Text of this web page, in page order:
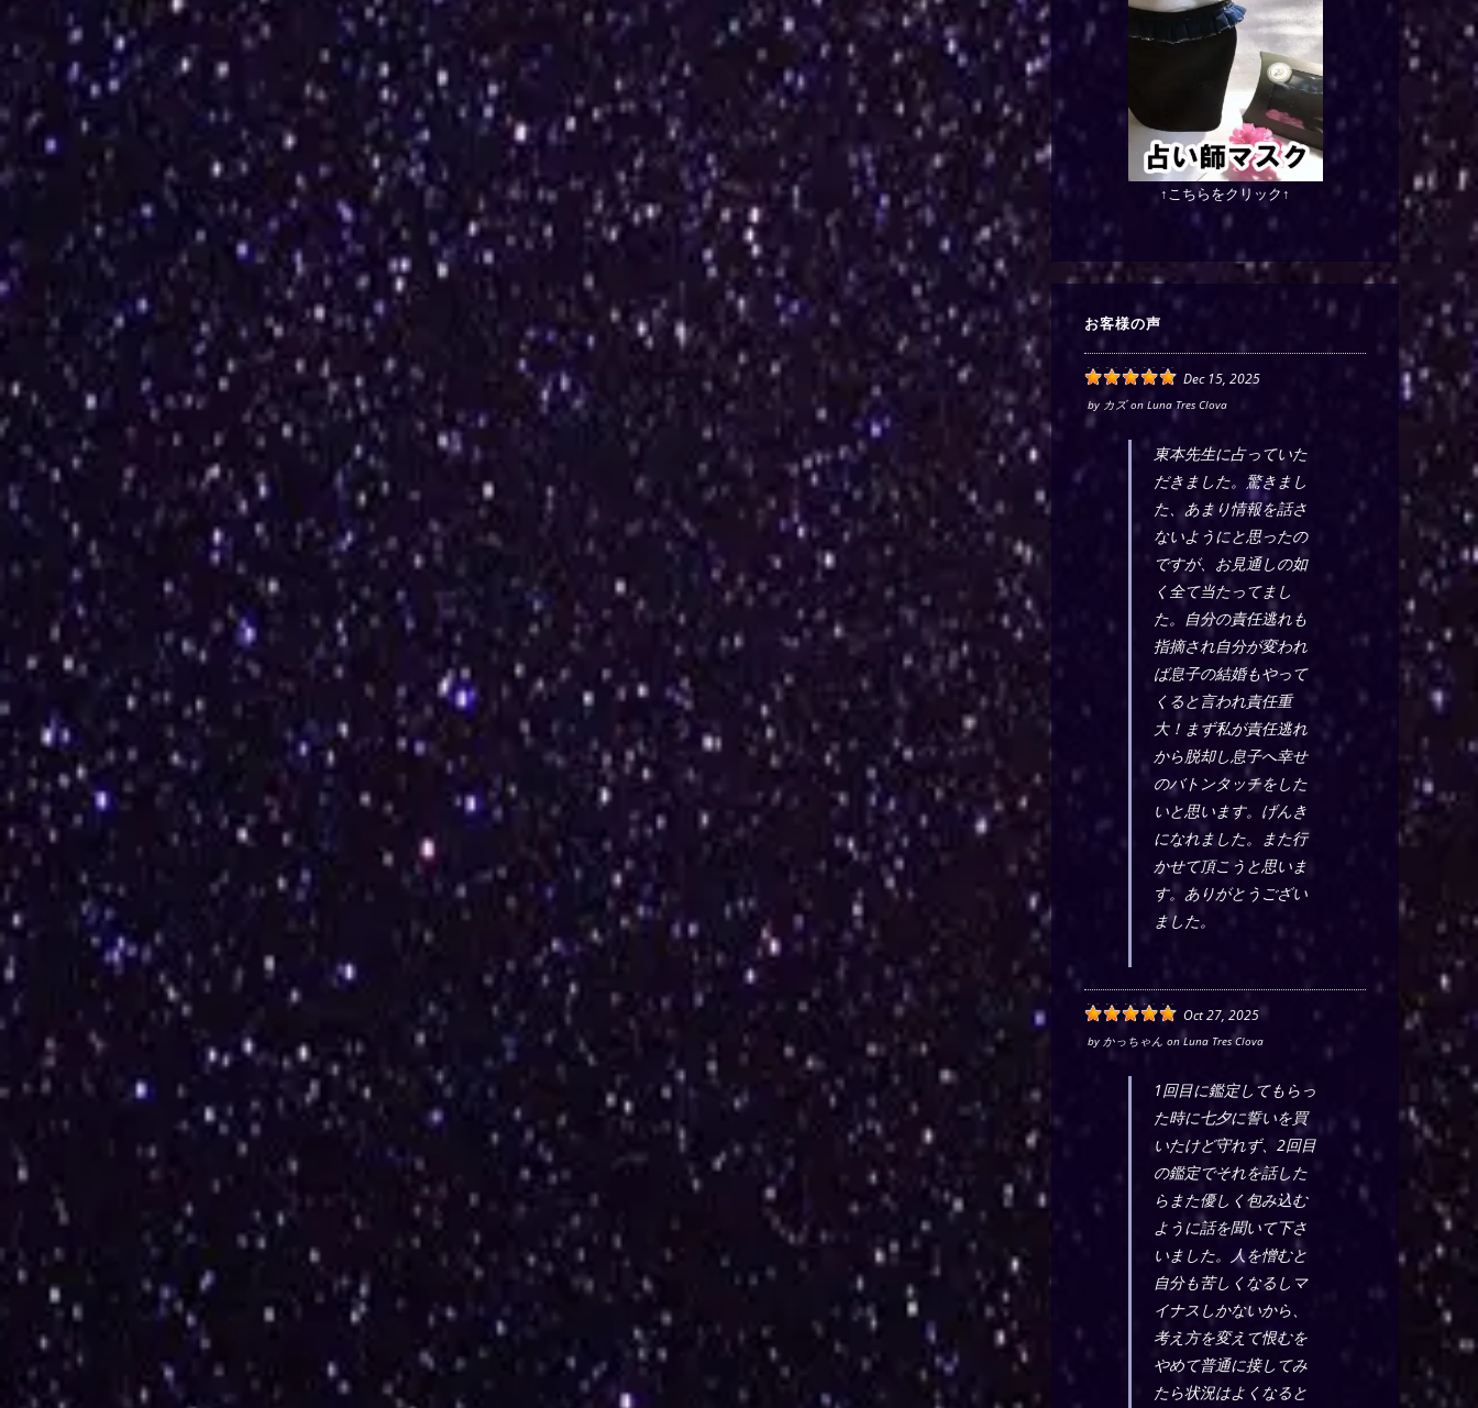
↑こちらをクリック↑
お客様の声
Dec 15, 2025
by カズon Luna Tres Clova
東本先生に占っていた
だきました。驚きまし
た、あまり情報を話さ
ないようにと思ったの
ですが、お見通しの如
く全て当たってまし
た。自分の責任逃れも
指摘され自分が変われ
ば息子の結婚もやって
くると言われ責任重
大！まず私が責任逃れ
から脱却し息子へ幸せ
のバトンタッチをした
いと思います。げんき
になれました。また行
かせて頂こうと思いま
す。ありがとうござい
ました。
Oct 27, 2025
by かっちゃん onLuna Tres Clova
1回目に鑑定してもらっ
た時に七夕に誓いを買
いたけど守れず、2回目
の鑑定でそれを話した
らまた優しく包み込む
ように話を聞いて下さ
いました。人を憎むと
自分も苦しくなるしマ
イナスしかないから、
考え方を変えて恨むを
やめて普通に接してみ
たら状況はよくなると